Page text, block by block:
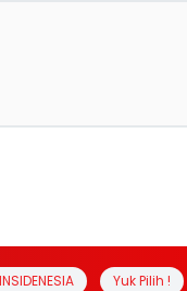
INSIDENESIA Yuk Pilih !